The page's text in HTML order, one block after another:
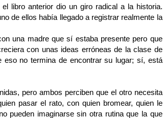
libro anterior dio un giro radical a la historia.
de ellos había llegado a registrar realmente la
una madre que sí estaba presente pero que
con unas ideas erróneas de la clase de
eso no termina de encontrar su lugar; sí, está
pero ambos perciben que el otro necesita
pasar el rato, con quien bromear, quien le
pueden imaginarse sin otra rutina que la que